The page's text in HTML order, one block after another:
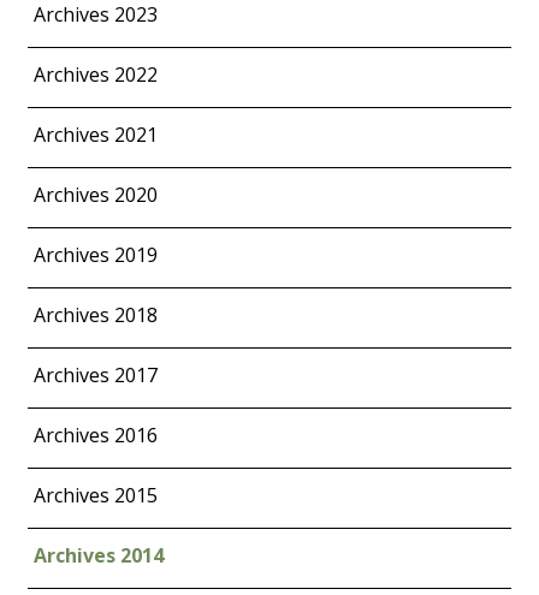
Archives 2023
Archives 2022
Archives 2021
Archives 2020
Archives 2019
Archives 2018
Archives 2017
Archives 2016
Archives 2015
Archives 2014